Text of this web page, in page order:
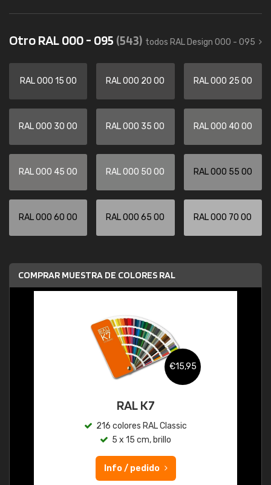
Otro RAL 000 - 095 (543) todos RAL Design 000 - 095
RAL 000 15 00 RAL 000 20 00 RAL 000 25 00
RAL 000 30 00 RAL 000 35 00 RAL 000 40 00
RAL 000 45 00 RAL 000 50 00 RAL 000 55 00
RAL 000 60 00 RAL 000 65 00 RAL 000 70 00
COMPRAR MUESTRA DE COLORES RAL
€15,95
RAL K7
216 colores RAL Classic
5 x 15 cm, brillo
Info / pedido